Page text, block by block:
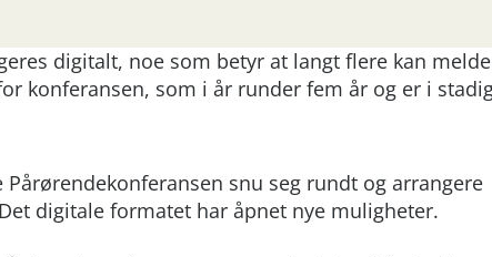
digitalt, noe som betyr at langt flere kan melde
konferansen, som i år runder fem år og er i
snu seg rundt og arrangere
digitale formatet har åpnet nye muligheter.